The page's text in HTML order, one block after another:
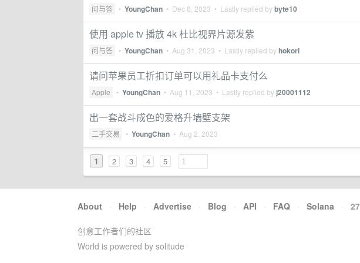
问与答 • YoungChan • Dec 8, 2023 • Lastly replied bybyte10
使用 apple tv 播放 4k 杜比视界片源发紫
问与答 • YoungChan • Aug 31, 2023 • Lastly replied byhokori
请问苹果员工折扣订单可以用礼品卡支付么
Apple • YoungChan • Aug 11, 2023 • Lastly replied by j20001112
出一套战斗成色的爱格升墙壁支架
二手交易 • YoungChan • Aug 2, 2023
1 2 3 4 5
About · Help · Advertise · Blog · API · FAQ · Solana ·
创意工作者们的社区
World is powered by solitude